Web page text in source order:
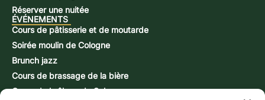
Réserver une nuitée
ÉVÉNEMENTS
Cours de pâtisserie et de moutarde
Soirée moulin de Cologne
Brunch jazz
Cours de brassage de la bière
Cours de brûlage de Schnapps